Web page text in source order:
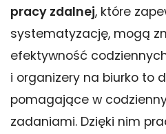
pracy zdalnej, które
systematyzację, mogą
efektywność
i organizery na biurko to
pomagające w
zadaniami. Dzięki nim